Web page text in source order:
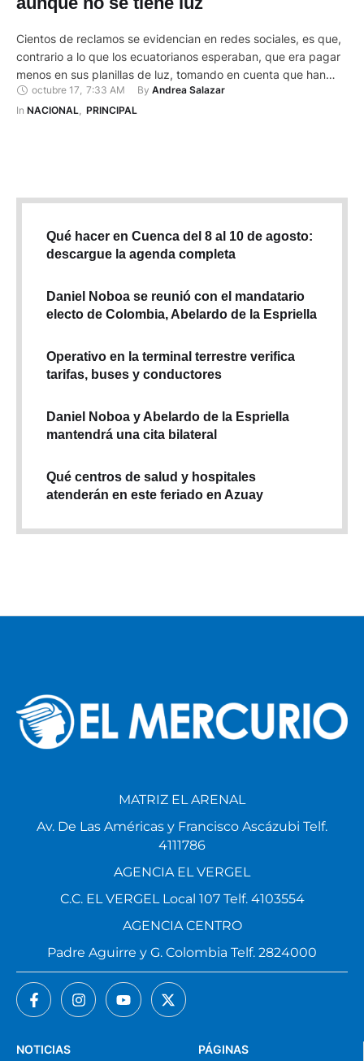
Cientos de reclamos se evidencian en redes sociales, es que,
contrario a lo que los ecuatorianos esperaban, que era pagar
menos en sus planillas de luz, tomando en cuenta que han
enfrentado cortes de energía de hasta 10 horas, las facturas
que recibieron no solo no fueron inferiores, sino que en
octubre 17 7:33 AM By Andrea Salazar
In NACIONAL, PRINCIPAL
Qué hacer en Cuenca del 8 al 10 de agosto:
descargue la agenda completa
Daniel Noboa se reunió con el mandatario
electo de Colombia, Abelardo de la Espriella
Operativo en la terminal terrestre verifica
tarifas, buses y conductores
Daniel Noboa y Abelardo de la Espriella
mantendrá una cita bilateral
Qué centros de salud y hospitales
atenderán en este feriado en Azuay
PÁGINAS
NOTICIAS
MATRIZ EL ARENAL
Av. De Las Américas y Francisco Ascázubi Telf.
4111786
AGENCIA EL VERGEL
C.C. EL VERGEL Local 107 Telf. 4103554
AGENCIA CENTRO
Padre Aguirre y G. Colombia Telf. 2824000